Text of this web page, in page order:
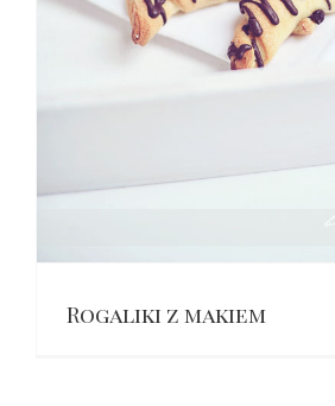
Rogaliki z makiem